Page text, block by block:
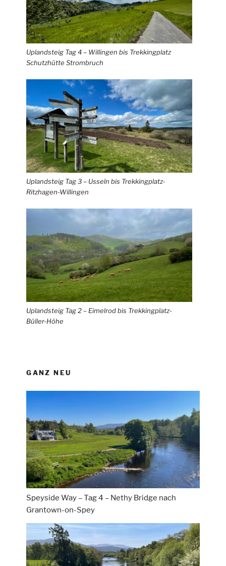
Uplandsteig Tag 4 – Willingen bis Trekkingplatz
Schutzhütte Strombruch
Uplandsteig Tag 3 – Usseln bis Trekkingplatz-
Ritzhagen-Willingen
Uplandsteig Tag 2 – Eimelrod bis Trekkingplatz-
Büller-Höhe
GANZ NEU
Speyside Way – Tag 4 – Nethy Bridge nach
Grantown-on-Spey